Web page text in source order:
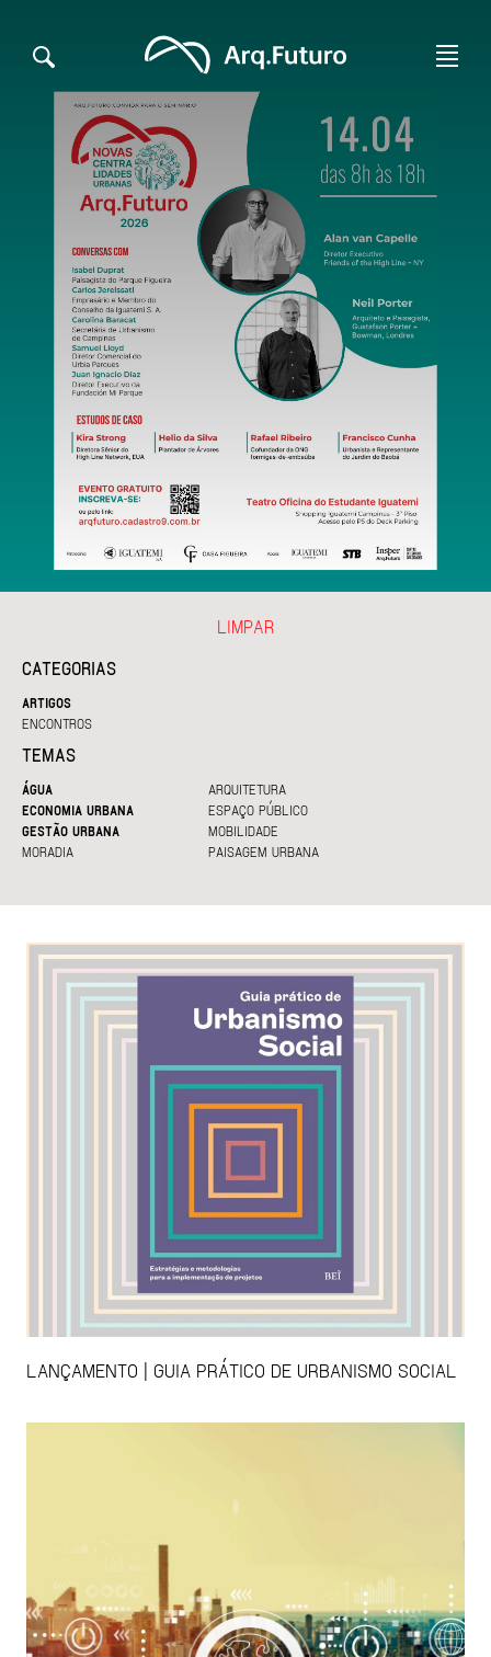
CATEGORIAS
ARTIGOS
ENCONTROS
TEMAS
ÁGUA
ARQUITETURA
ECONOMIA URBANA
ESPAÇO PÚBLICO
GESTÃO URBANA
MOBILIDADE
MORADIA
PAISAGEM URBANA
LIMPAR
LANÇAMENTO | GUIA PRÁTICO DE URBANISMO SOCIAL